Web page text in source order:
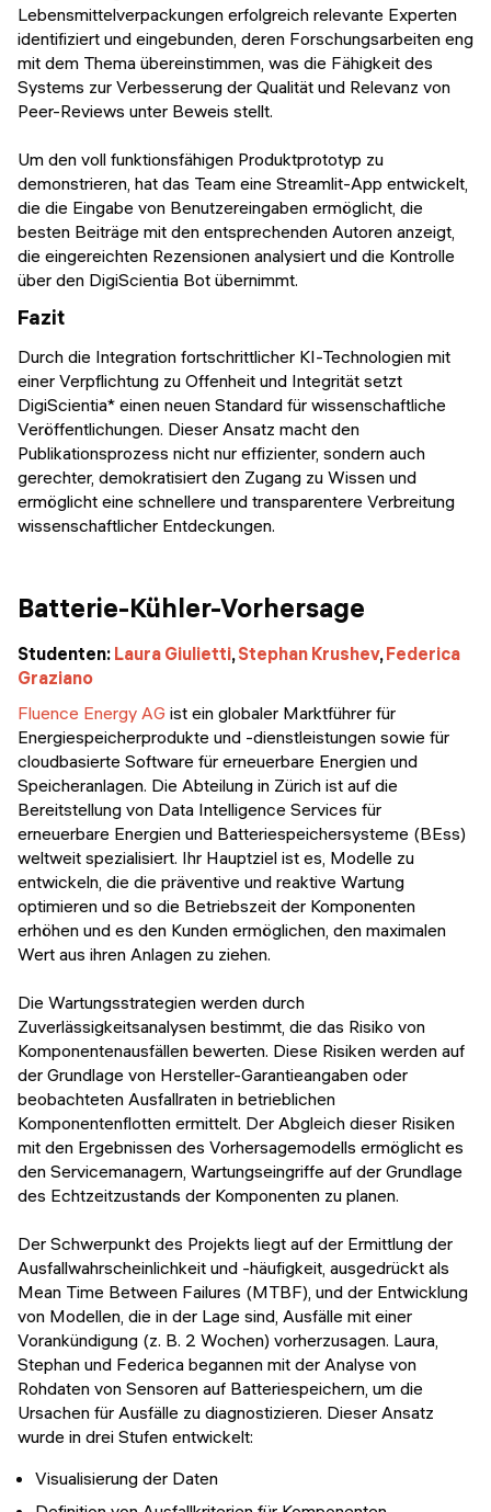
Lebensmittelverpackungen erfolgreich relevante Experten
identifiziert und eingebunden, deren Forschungsarbeiten eng
mit dem Thema übereinstimmen, was die Fähigkeit des
Systems zur Verbesserung der Qualität und Relevanz von
Peer-Reviews unter Beweis stellt.
Um den voll funktionsfähigen Produktprototyp zu
demonstrieren, hat das Team eine Streamlit-App entwickelt,
die die Eingabe von Benutzereingaben ermöglicht, die
besten Beiträge mit den entsprechenden Autoren anzeigt,
die eingereichten Rezensionen analysiert und die Kontrolle
über den DigiScientia Bot übernimmt.
Fazit
Durch die Integration fortschrittlicher KI-Technologien mit
einer Verpflichtung zu Offenheit und Integrität setzt
DigiScientia* einen neuen Standard für wissenschaftliche
Veröffentlichungen. Dieser Ansatz macht den
Publikationsprozess nicht nur effizienter, sondern auch
gerechter, demokratisiert den Zugang zu Wissen und
ermöglicht eine schnellere und transparentere Verbreitung
wissenschaftlicher Entdeckungen.
Batterie-Kühler-Vorhersage
Studenten: Laura Giulietti,Stephan Krushev,Federica
Graziano
Fluence Energy AG ist ein globaler Marktführer für
Energiespeicherprodukte und -dienstleistungen sowie für
cloudbasierte Software für erneuerbare Energien und
Speicheranlagen. Die Abteilung in Zürich ist auf die
Bereitstellung von Data Intelligence Services für
erneuerbare Energien und Batteriespeichersysteme (BEss)
weltweit spezialisiert. Ihr Hauptziel ist es, Modelle zu
entwickeln, die die präventive und reaktive Wartung
optimieren und so die Betriebszeit der Komponenten
erhöhen und es den Kunden ermöglichen, den maximalen
Wert aus ihren Anlagen zu ziehen.
Die Wartungsstrategien werden durch
Zuverlässigkeitsanalysen bestimmt, die das Risiko von
Komponentenausfällen bewerten. Diese Risiken werden auf
der Grundlage von Hersteller-Garantieangaben oder
beobachteten Ausfallraten in betrieblichen
Komponentenflotten ermittelt. Der Abgleich dieser Risiken
mit den Ergebnissen des Vorhersagemodells ermöglicht es
den Servicemanagern, Wartungseingriffe auf der Grundlage
des Echtzeitzustands der Komponenten zu planen.
Der Schwerpunkt des Projekts liegt auf der Ermittlung der
Ausfallwahrscheinlichkeit und -häufigkeit, ausgedrückt als
Mean Time Between Failures (MTBF), und der Entwicklung
von Modellen, die in der Lage sind, Ausfälle mit einer
Vorankündigung (z. B. 2 Wochen) vorherzusagen. Laura,
Stephan und Federica begannen mit der Analyse von
Rohdaten von Sensoren auf Batteriespeichern, um die
Ursachen für Ausfälle zu diagnostizieren. Dieser Ansatz
wurde in drei Stufen entwickelt:
Visualisierung der Daten